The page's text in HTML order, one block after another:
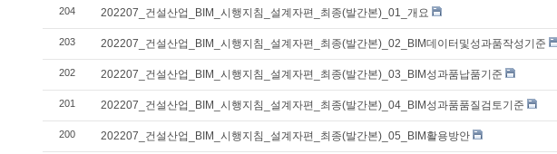
204 202207_건설산업_BIM_시행지침_설계자편_최종(발간본)_01_개요
203 202207_건설산업_BIM_시행지침_설계자편_최종(발간본)_02_BIM데이터및성과품작성기준
202 202207_건설산업_BIM_시행지침_설계자편_최종(발간본)_03_BIM성과품납품기준
201 202207_건설산업_BIM_시행지침_설계자편_최종(발간본)_04_BIM성과품품질검토기준
200 202207_건설산업_BIM_시행지침_설계자편_최종(발간본)_05_BIM활용방안